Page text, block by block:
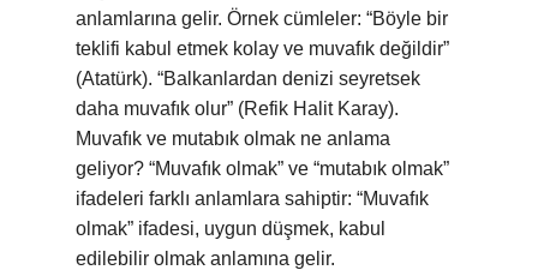
anlamlarına gelir. Örnek cümleler: “Böyle bir
teklifi kabul etmek kolay ve muvafık değildir”
(Atatürk). “Balkanlardan denizi seyretsek
daha muvafık olur” (Refik Halit Karay).
Muvafık ve mutabık olmak ne anlama
geliyor? “Muvafık olmak” ve “mutabık olmak”
ifadeleri farklı anlamlara sahiptir: “Muvafık
olmak” ifadesi, uygun düşmek, kabul
edilebilir olmak anlamına gelir.